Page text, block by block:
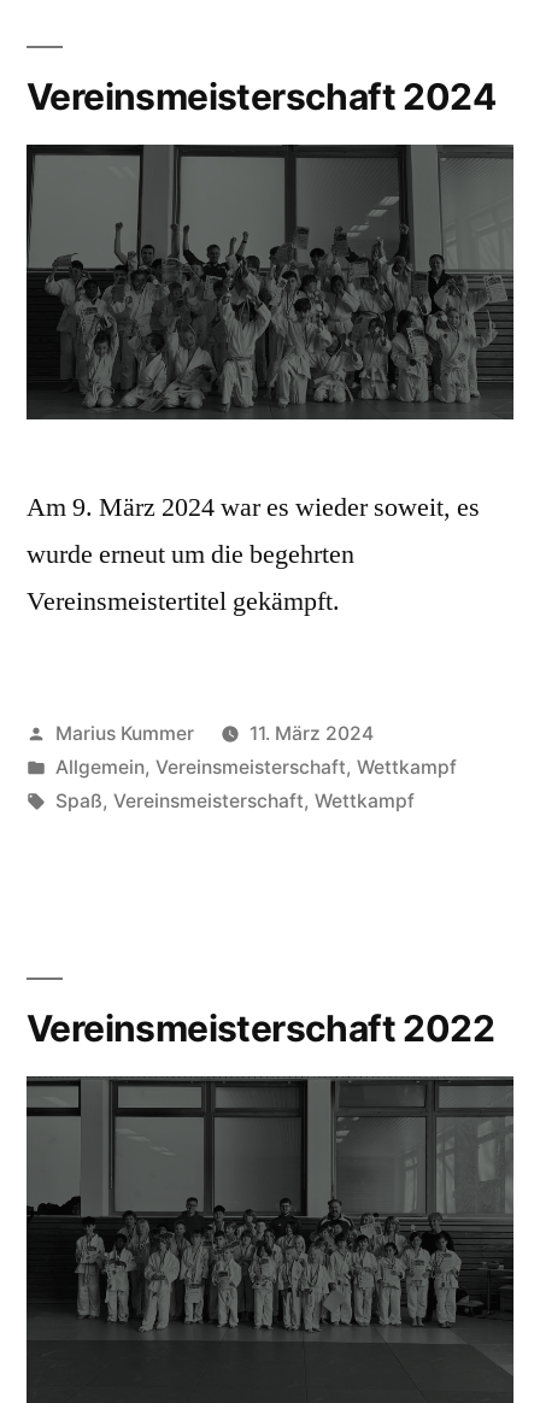
Vereinsmeisterschaft 2024
Am 9. März 2024 war es wieder soweit, es
wurde erneut um die begehrten
Vereinsmeistertitel gekämpft.
Veröffentlicht
von
Marius Kummer
11. März 2024
Veröffentlicht
unter
Allgemein, Vereinsmeisterschaft, Wettkampf
Schlagwörter:
Spaß, Vereinsmeisterschaft, Wettkampf
Vereinsmeisterschaft 2022